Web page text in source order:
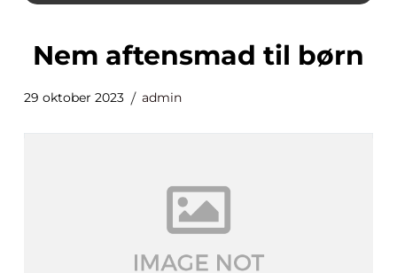
nem aftensmad til børn
29 oktober 2023 admin